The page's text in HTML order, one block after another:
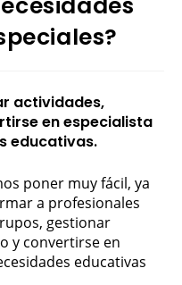
actividades,
en especialista
educativas.
poner muy fácil, ya
a profesionales
gestionar
y convertirse en
educativas